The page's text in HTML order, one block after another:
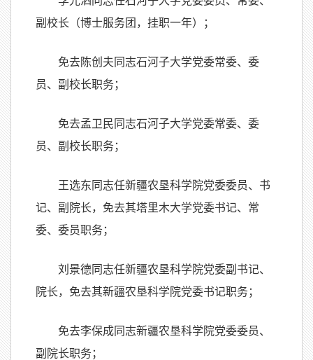
副校长（博士服务团，挂职一年）；
免去陈创夫同志石河子大学党委常委、委
员、副校长职务；
免去孟卫民同志石河子大学党委常委、委
员、副校长职务；
王选东同志任新疆农垦科学院党委委员、书
记、副院长，免去其塔里木大学党委书记、常
委、委员职务；
刘景德同志任新疆农垦科学院党委副书记、
院长，免去其新疆农垦科学院党委书记职务；
免去李保成同志新疆农垦科学院党委委员、
副院长职务；